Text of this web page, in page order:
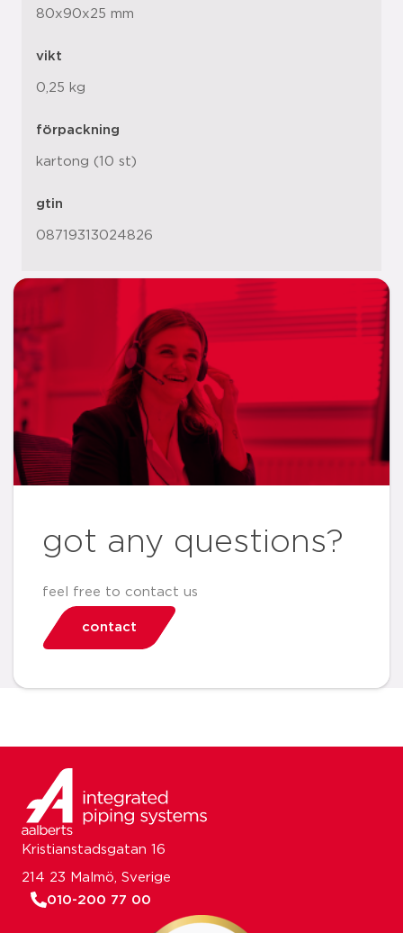
80x90x25 mm
vikt
0,25 kg
förpackning
kartong (10 st)
gtin
08719313024826
got any questions?
feel free to contact us
contact
Kristianstadsgatan 16
214 23 Malmö, Sverige
010-200 77 00